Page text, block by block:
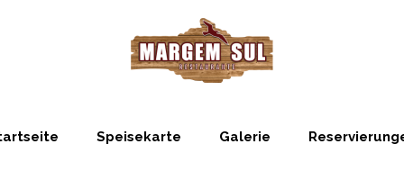
Speisekarte Galerie